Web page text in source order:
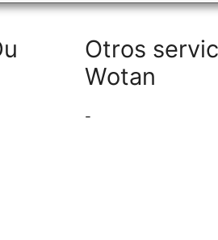
Otros
Wotan
-